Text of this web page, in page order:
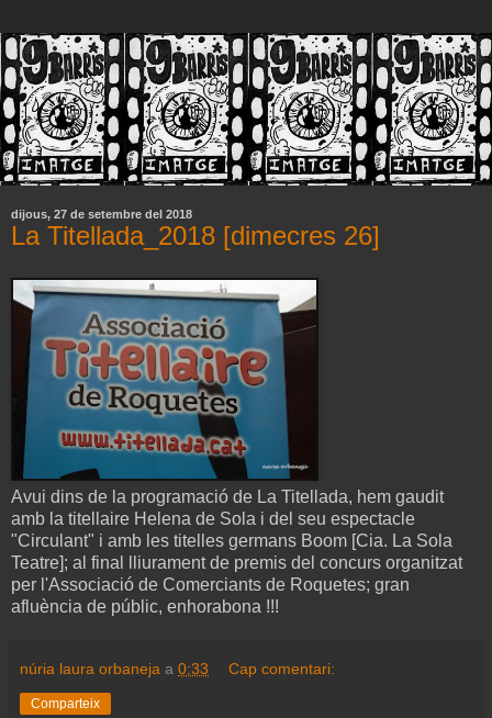
dijous, 27 de setembre del 2018
La Titellada_2018 [dimecres 26]
Avui dins de la programació de La Titellada, hem gaudit
amb la titellaire Helena de Sola i del seu espectacle
"Circulant" i amb les titelles germans Boom [Cia. La Sola
Teatre]; al final lliurament de premis del concurs organitzat
per l'Associació de Comerciants de Roquetes; gran
afluència de públic, enhorabona !!!
núria laura orbaneja a 0:33 Cap comentari:
Comparteix